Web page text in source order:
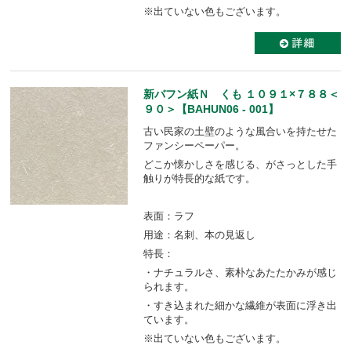
※出ていない色もございます。
新バフン紙Ｎ くも １０９１×７８８＜
９０＞【BAHUN06 - 001】
古い民家の土壁のような風合いを持たせた
ファンシーペーパー。
どこか懐かしさを感じる、がさっとした手
触りが特長的な紙です。
表面：ラフ
用途：名刺、本の見返し
特長：
・ナチュラルさ、素朴なあたたかみが感じ
られます。
・すき込まれた細かな繊維が表面に浮き出
ています。
※出ていない色もございます。